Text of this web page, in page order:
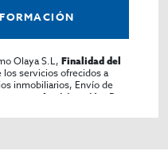
Olaya S.L,Finalidad del
servicios ofrecidos a
inmobiliarios, Envío de
y otros,Legitimación:
Por
de las personas